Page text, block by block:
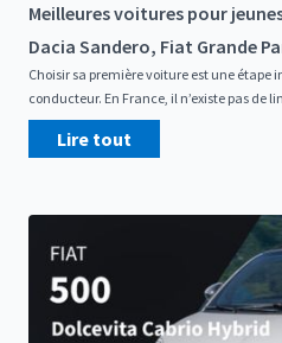
Meilleures voitures pour
Dacia Sandero, Fiat Grande
Ibiza et Kia Picanto
Choisir sa première voiture est une
conducteur. En France, il n’existe pas de
Lire tout